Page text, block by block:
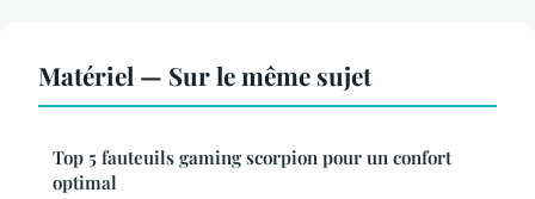
Matériel — Sur le même sujet
Top 5 fauteuils gaming scorpion pour un confort
optimal